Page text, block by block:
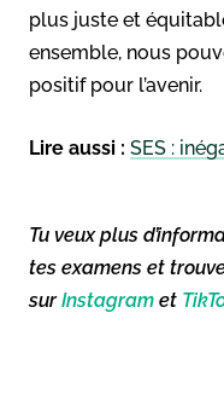
plus juste et
ensemble, nous
positif pour l’avenir.
Lire aussi : SES :
Tu veux plus
tes examens et
surInstagram et